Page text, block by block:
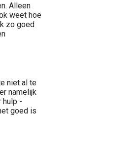
Alleen
weet hoe
zo goed
niet al te
namelijk
hulp -
goed is